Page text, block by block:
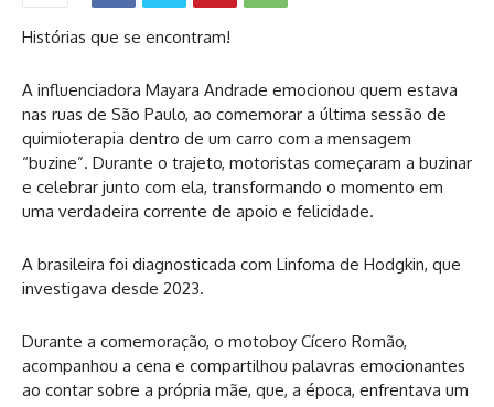
Histórias que se encontram!
A influenciadora Mayara Andrade emocionou quem estava
nas ruas de São Paulo, ao comemorar a última sessão de
quimioterapia dentro de um carro com a mensagem
“buzine”. Durante o trajeto, motoristas começaram a buzinar
e celebrar junto com ela, transformando o momento em
uma verdadeira corrente de apoio e felicidade.
A brasileira foi diagnosticada com Linfoma de Hodgkin, que
investigava desde 2023.
Durante a comemoração, o motoboy Cícero Romão,
acompanhou a cena e compartilhou palavras emocionantes
ao contar sobre a própria mãe, que, a época, enfrentava um